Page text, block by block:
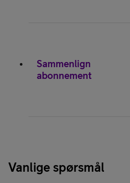
Sammenlign
abonnement
Vanlige spørsmål